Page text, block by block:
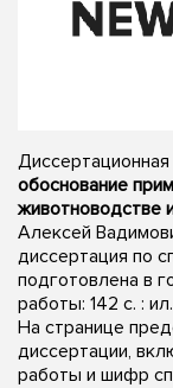
обоснование
животноводстве
Алексей
диссертация по
подготовлена в
работы: 142 с. :
На странице
диссертации,
работы и шифр